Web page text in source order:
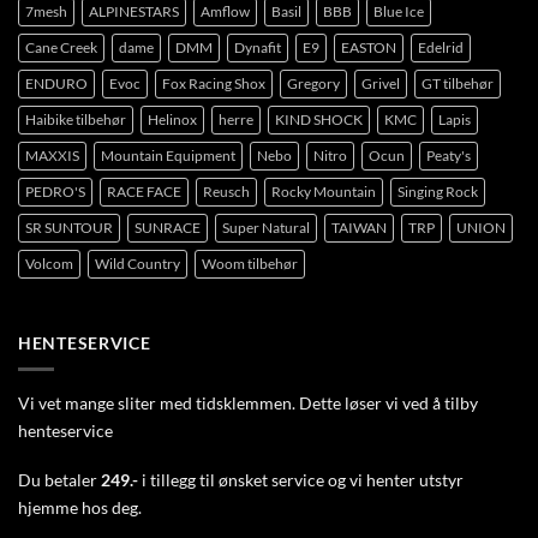
7mesh ALPINESTARS Amflow Basil BBB Blue Ice
Cane Creek dame DMM Dynafit E9 EASTON Edelrid
ENDURO Evoc Fox Racing Shox Gregory Grivel GT tilbehør
Haibike tilbehør Helinox herre KIND SHOCK KMC Lapis
MAXXIS Mountain Equipment Nebo Nitro Ocun Peaty's
PEDRO'S RACE FACE Reusch Rocky Mountain Singing Rock
SR SUNTOUR SUNRACE Super Natural TAIWAN TRP UNION
Volcom Wild Country Woom tilbehør
HENTESERVICE
Vi vet mange sliter med tidsklemmen. Dette løser vi ved å tilby
henteservice
Du betaler 249.- i tillegg til ønsket service og vi henter utstyr
hjemme hos deg.